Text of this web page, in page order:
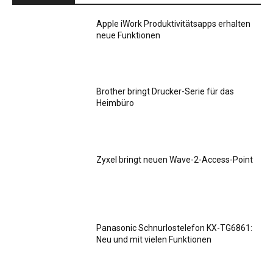
Apple iWork Produktivitätsapps erhalten
neue Funktionen
Brother bringt Drucker-Serie für das
Heimbüro
Zyxel bringt neuen Wave-2-Access-Point
Panasonic Schnurlostelefon KX-TG6861:
Neu und mit vielen Funktionen